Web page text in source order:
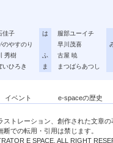
佳子
のやすのり
秀樹
いひろき
は
服部ユーイチ
早川茂喜
ふ
古屋 暁
ま
まつばらあつし
イベント e-spaceの歴史
ストレーション、創作された文章
での転用・引用は禁じます。
E SPACE. ALL RIGHT